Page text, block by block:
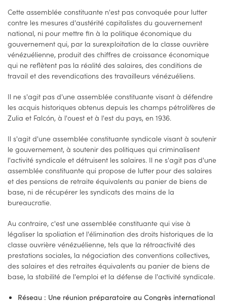
Cette assemblée constituante n'est pas convoquée pour lutter
contre les mesures d'austérité capitalistes du gouvernement
national, ni pour mettre fin à la politique économique du
gouvernement qui, par la surexploitation de la classe ouvrière
vénézuélienne, produit des chiffres de croissance économique
qui ne reflètent pas la réalité des salaires, des conditions de
travail et des revendications des travailleurs vénézuéliens.
Il ne s'agit pas d'une assemblée constituante visant à défendre
les acquis historiques obtenus depuis les champs pétrolifères de
Zulia et Falcón, à l'ouest et à l'est du pays, en 1936.
Il s'agit d'une assemblée constituante syndicale visant à soutenir
le gouvernement, à soutenir des politiques qui criminalisent
l'activité syndicale et détruisent les salaires. Il ne s'agit pas d'une
assemblée constituante qui propose de lutter pour des salaires
et des pensions de retraite équivalents au panier de biens de
base, ni de récupérer les syndicats des mains de la
bureaucratie.
Au contraire, c'est une assemblée constituante qui vise à
légaliser la spoliation et l'élimination des droits historiques de la
classe ouvrière vénézuélienne, tels que la rétroactivité des
prestations sociales, la négociation des conventions collectives,
des salaires et des retraites équivalents au panier de biens de
base, la stabilité de l'emploi et la défense de l'activité syndicale.
Réseau : Une réunion préparatoire au Congrès international